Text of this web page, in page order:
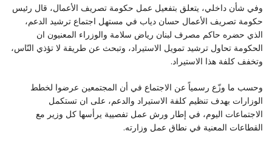
وفي شأن داخلي، يتعلق بتفعيل عمل حكومة تصريف الأعمال، قال رئيس
حكومة تصريف الأعمال حسان دياب في ‏مستهل اجتماع ترشيد الدعم،
الذي حضره حاكم مصرف لبنان رياض سلامة والوزراء المعنيون ان
الحكومة تحاول ‏ترشيد تمويل الاستيراد، وتبحث عن طريقة لا تؤذي النّاس،
وتخفف كلفة هذا الاستيراد‎.‎
وحسب ما وزّع رسمياً عن الاجتماع في أن المجتمعين عرضوا لخطط
الوزارات بهدف تنظيم كلفة الاستيراد والدعم، ‏على ان تستكمل
الاجتماعات اليوم، في إطار ورش عمل تفصيية يرأسها كل وزير مع
القطاعات المعنية في نطاق ‏عمل وزارته‎.‎